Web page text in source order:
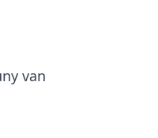
van